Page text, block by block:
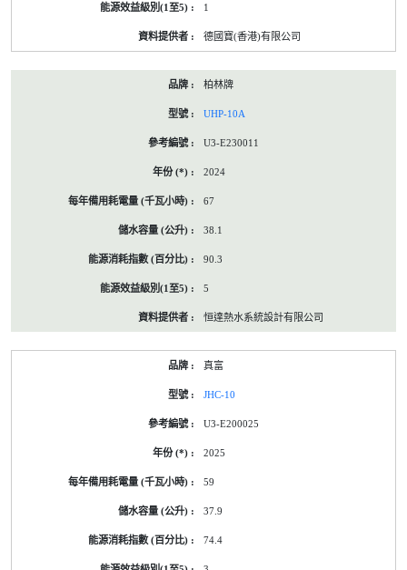
1
德國寶(香港)有限公司
柏林牌
UHP-10A
U3-E230011
2024
67
38.1
90.3
5
恒達熱水系統設計有限公司
真富
JHC-10
U3-E200025
2025
59
37.9
74.4